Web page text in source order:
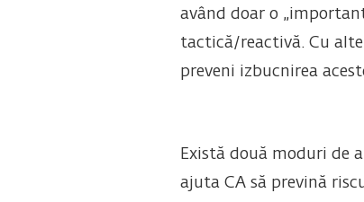
având doar o
tactică/reactivă. Cu
preveni izbucnirea
Există două moduri de
ajuta CA să prevină